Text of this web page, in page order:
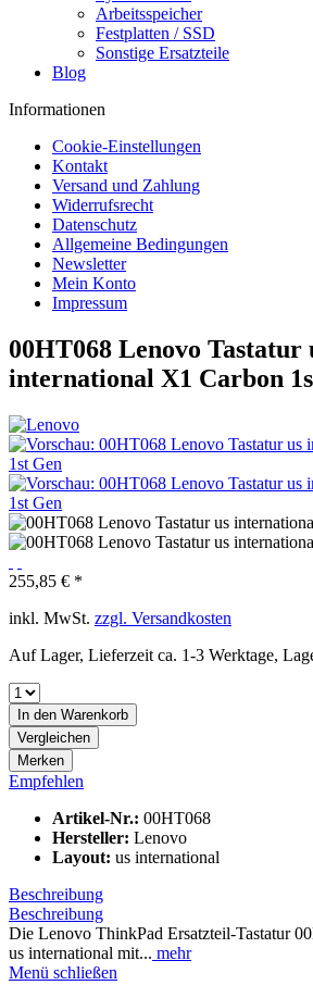
Arbeitsspeicher
Festplatten / SSD
Sonstige Ersatzteile
Blog
Informationen
Cookie-Einstellungen
Kontakt
Versand und Zahlung
Widerrufsrecht
Datenschutz
Allgemeine Bedingungen
Newsletter
Mein Konto
Impressum
00HT068 Lenovo Tastatur
international X1 Carbon
255,85 € *
inkl. MwSt. zzgl. Versandkosten
Auf Lager, Lieferzeit ca. 1-3 Werktage,
In den Warenkorb
Vergleichen
Merken
Empfehlen
Artikel-Nr.: 00HT068
Hersteller: Lenovo
Layout: us international
Beschreibung
Beschreibung
Die Lenovo ThinkPad Ersatzteil-Tastatur
us international mit... mehr
Menü schließen